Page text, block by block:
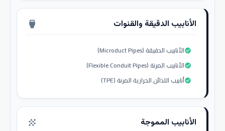
الأنابيب الدقيقة والقنوات settings_input_hdmi
الأنابيب الدقيقة (Microduct Pipes)check_circle
الأنابيب المرنة (Flexible Conduit Pipes)check_circle
أنابيب اللدائن الحرارية المرنة (TPE)check_circle
الأنابيب المموجة grain